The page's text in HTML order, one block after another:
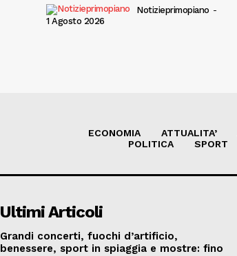
Notizieprimopiano -
1 Agosto 2026
ECONOMIA ATTUALITA’
POLITICA
SPORT
Ultimi Articoli
Grandi concerti, fuochi d’artificio,
benessere, sport in spiaggia e mostre: fino